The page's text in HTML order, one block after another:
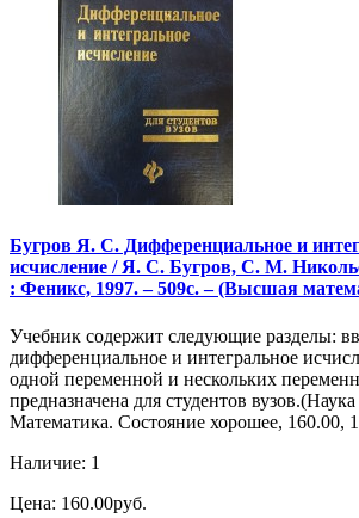
Бугров Я. С. Дифференциальное и
исчисление / Я. С. Бугров, С. М.
: Феникс, 1997. – 509с. – (Высшая
Учебник содержит следующие разделы:
дифференциальное и интегральное
одной переменной и нескольких
предназначена для студентов
Математика. Состояние хорошее, 160.00,
Наличие: 1
Цена: 160.00руб.